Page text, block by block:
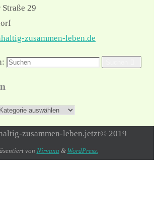
29
zusammen-leben.de
zusammen-leben.jetzt© 2019
von Nirvana & WordPress.